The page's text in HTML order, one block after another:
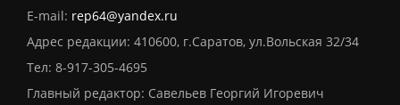
E-mail: rep64@yandex.ru
Адрес редакции: 410600, г.Саратов, ул.Вольская 32/34
Тел: 8-917-305-4695
Главный редактор: Савельев Георгий Игоревич